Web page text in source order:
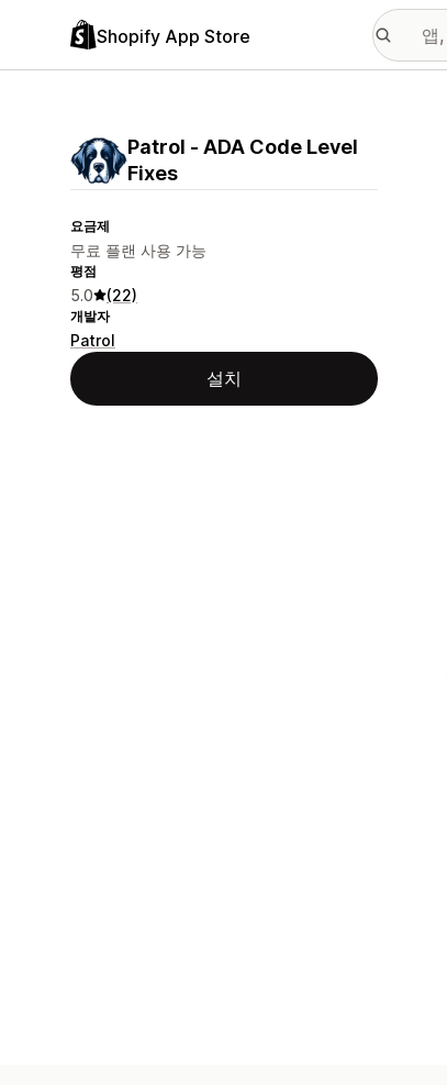
Shopify App Store
Patrol ‑ ADA Code Level
Fixes
요금제
무료 플랜 사용 가능
평점
5.0 (22)
개발자
Patrol
설치